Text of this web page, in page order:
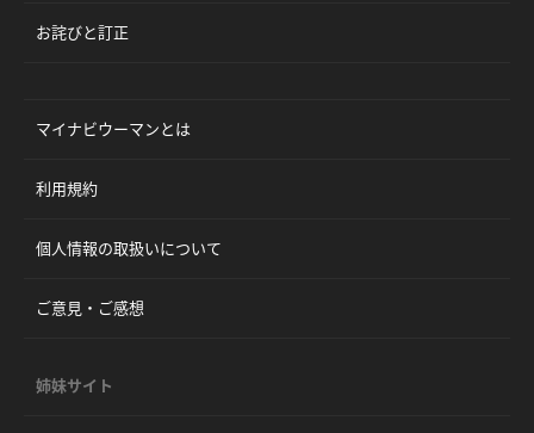
お詫びと訂正
マイナビウーマンとは
利用規約
個人情報の取扱いについて
ご意見・ご感想
姉妹サイト